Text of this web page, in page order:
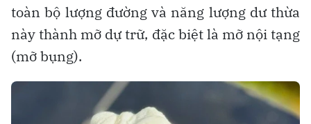
toàn bộ lượng đường và năng lượng dư thừa
này thành mỡ dự trữ, đặc biệt là mỡ nội tạng
(mỡ bụng).